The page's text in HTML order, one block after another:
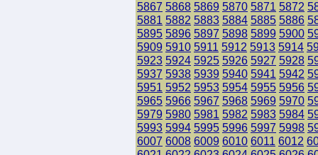
5867 5868 5869 5870 5871 5872
5881 5882 5883 5884 5885 5886
5895 5896 5897 5898 5899 5900
5909 5910 5911 5912 5913 5914
5923 5924 5925 5926 5927 5928
5937 5938 5939 5940 5941 5942
5951 5952 5953 5954 5955 5956
5965 5966 5967 5968 5969 5970
5979 5980 5981 5982 5983 5984
5993 5994 5995 5996 5997 5998
6007 6008 6009 6010 6011 6012